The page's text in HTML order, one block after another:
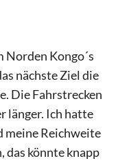
Norden Kongo´s
nächste Ziel die
Die Fahrstrecken
länger. Ich hatte
meine Reichweite
das könnte knapp